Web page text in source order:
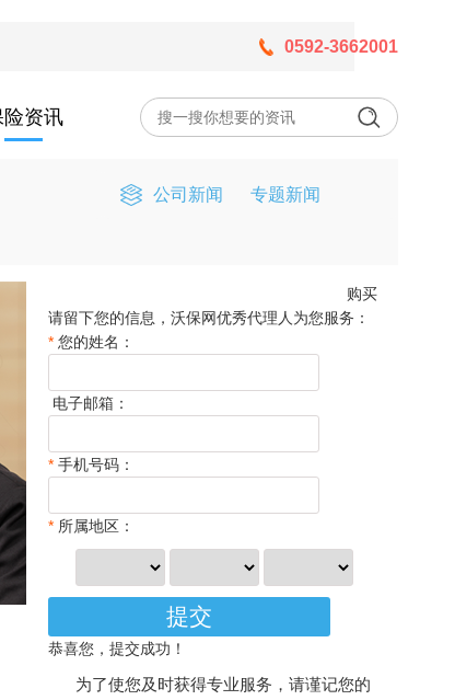
0592-3662001
险资讯
公司新闻 专题新闻
购买
请留下您的信息，沃保网优秀代理人为您服务：
*您的姓名：
电子邮箱：
*手机号码：
*所属地区：
恭喜您，提交成功！
为了使您及时获得专业服务，请谨记您的